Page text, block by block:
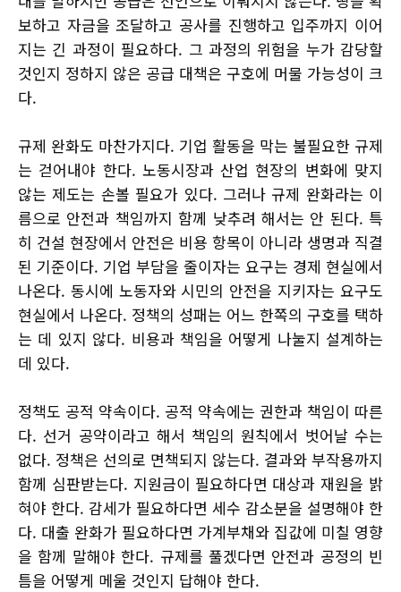
보하고 자금을 조달하고 공사를 진행하고 입주까지 이어
지는 긴 과정이 필요하다. 그 과정의 위험을 누가 감당할
것인지 정하지 않은 공급 대책은 구호에 머물 가능성이 크
다.
규제 완화도 마찬가지다. 기업 활동을 막는 불필요한 규제
는 걷어내야 한다. 노동시장과 산업 현장의 변화에 맞지
않는 제도는 손볼 필요가 있다. 그러나 규제 완화라는 이
름으로 안전과 책임까지 함께 낮추려 해서는 안 된다. 특
히 건설 현장에서 안전은 비용 항목이 아니라 생명과 직결
된 기준이다. 기업 부담을 줄이자는 요구는 경제 현실에서
나온다. 동시에 노동자와 시민의 안전을 지키자는 요구도
현실에서 나온다. 정책의 성패는 어느 한쪽의 구호를 택하
는 데 있지 않다. 비용과 책임을 어떻게 나눌지 설계하는
데 있다.
정책도 공적 약속이다. 공적 약속에는 권한과 책임이 따른
다. 선거 공약이라고 해서 책임의 원칙에서 벗어날 수는
없다. 정책은 선의로 면책되지 않는다. 결과와 부작용까지
함께 심판받는다. 지원금이 필요하다면 대상과 재원을 밝
혀야 한다. 감세가 필요하다면 세수 감소분을 설명해야 한
다. 대출 완화가 필요하다면 가계부채와 집값에 미칠 영향
을 함께 말해야 한다. 규제를 풀겠다면 안전과 공정의 빈
틈을 어떻게 메울 것인지 답해야 한다.